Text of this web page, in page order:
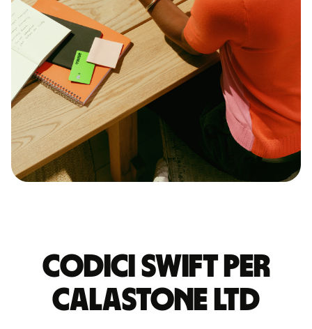
Codici Swift per
CALASTONE LTD